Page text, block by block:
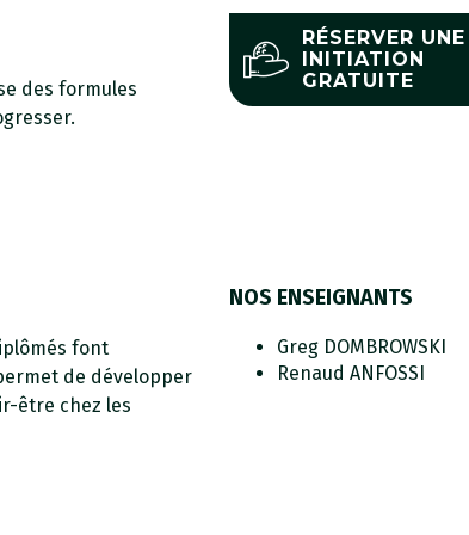
des formules
RÉSERVER UNE
INITIATION
GRATUITE
font
de développer
être chez les
NOS ENSEIGNANTS
Greg DOMBROWSKI
Renaud ANFOSSI